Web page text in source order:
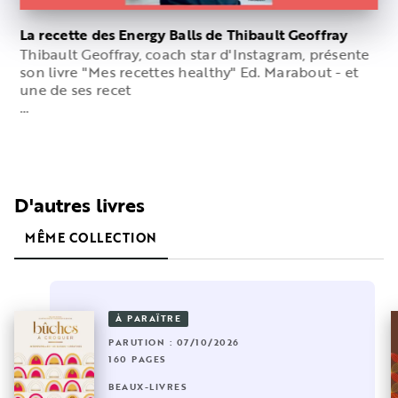
La recette des Energy Balls de Thibault Geoffray
Thibault Geoffray, coach star d'Instagram, présente
son livre "Mes recettes healthy" Ed. Marabout - et
une de ses recet
…
D'autres livres
MÊME COLLECTION
À PARAÎTRE
PARUTION : 07/10/2026
160 PAGES
BEAUX-LIVRES